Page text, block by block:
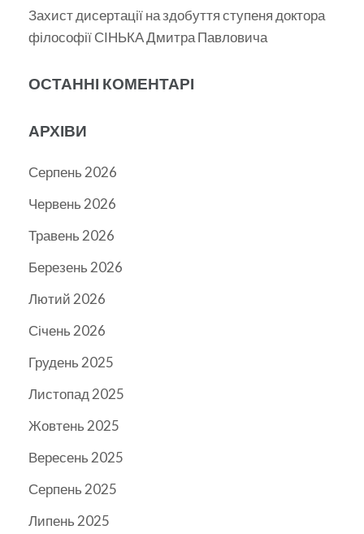
Захист дисертації на здобуття ступеня доктора
філософії СІНЬКА Дмитра Павловича
ОСТАННІ КОМЕНТАРІ
АРХІВИ
Серпень 2026
Червень 2026
Травень 2026
Березень 2026
Лютий 2026
Січень 2026
Грудень 2025
Листопад 2025
Жовтень 2025
Вересень 2025
Серпень 2025
Липень 2025